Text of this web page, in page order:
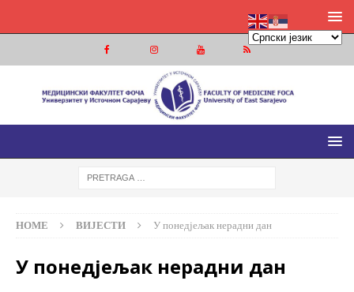
МЕДИЦИНСКИ ФАКУЛТЕТ ФОЧА
МЕДИЦИНСКИ ФАКУЛТЕТ УНИВЕРЗИТЕТА У ИСТОЧНОМ
HOME ВИЈЕСТИ У понедјељак нерадни дан
У понедјељак нерадни дан